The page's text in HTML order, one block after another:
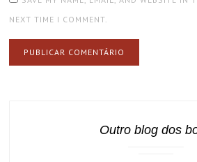
NEXT TIME I COMMENT.
Outro blog dos